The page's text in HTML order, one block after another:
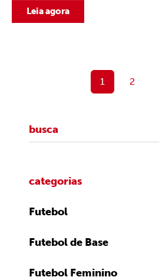
Leia agora
1 2
categorias
Futebol
Futebol de Base
Futebol Feminino